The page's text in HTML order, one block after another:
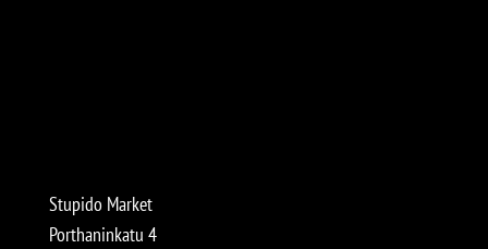
Stupido Market
Porthaninkatu 4